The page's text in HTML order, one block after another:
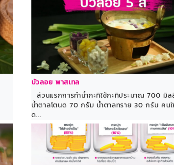
บัวลอย พาสเทล
ส่วนแรกการทำน้ำกะทิใช้กะทิประมาณ 700 มิ
น้ำตาลโตนด 70 กรัม น้ำตาลทราย 30 กรัม คนใ
ด...